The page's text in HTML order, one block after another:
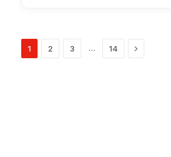
1 2 3 … 14 Next